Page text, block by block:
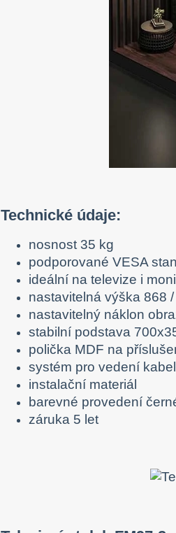
Technické údaje:
nosnost 35 kg
podporované VESA
ideální na televize i
nastavitelná výška 868
nastavitelný náklon
stabilní podstava
polička MDF na
systém pro vedení
instalační materiál
barevné provedení
záruka 5 let